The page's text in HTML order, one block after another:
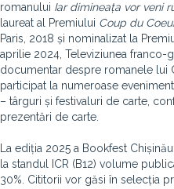
romanului Iar dimineața vor veni
laureat al Premiului Coup du
Paris, 2018 și nominalizat la
aprilie 2024, Televiziunea franco-
documentar despre romanele lui
participat la numeroase
– târguri și festivaluri de carte,
prezentări de carte.
La ediția 2025 a Bookfest
la standul ICR (B12) volume
30%. Cititorii vor găsi în selecția